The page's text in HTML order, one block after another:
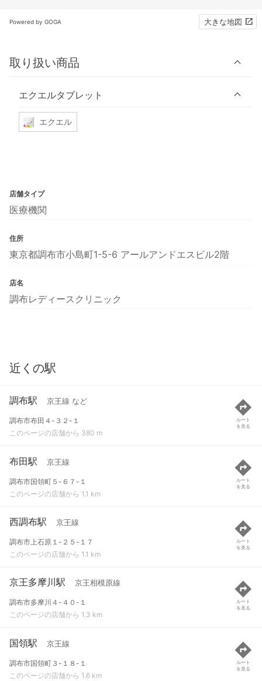
Powered by GOGA 大きな地図
取り扱い商品
エクエルタブレット
エクエル
店舗タイプ
医療機関
住所
東京都調布市小島町1-5-6 アールアンドエスビル2階
店名
調布レディースクリニック
近くの駅
調布駅 京王線 など
調布市布田４-３２-１
このページの店舗から 380 m
ルート
を見る
布田駅 京王線
調布市国領町５-６７-１
このページの店舗から 1.1 km
ルート
を見る
西調布駅 京王線
調布市上石原１-２５-１７
このページの店舗から 1.1 km
ルート
を見る
京王多摩川駅 京王相模原線
調布市多摩川４-４０-１
このページの店舗から 1.3 km
ルート
を見る
国領駅 京王線
調布市国領町３-１８-１
このページの店舗から 1.6 km
ルート
を見る